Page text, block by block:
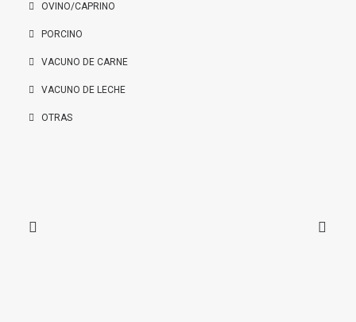
OVINO/CAPRINO
PORCINO
VACUNO DE CARNE
VACUNO DE LECHE
OTRAS